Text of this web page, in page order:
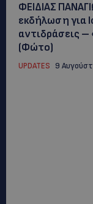
ΦΕΙΔΙΑΣ
εκδήλωση για
αντιδράσεις
(Φώτο)
UPDATES 9